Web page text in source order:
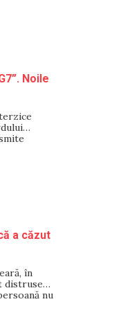
Noile
ia în
a căzut
în
distruse
nu